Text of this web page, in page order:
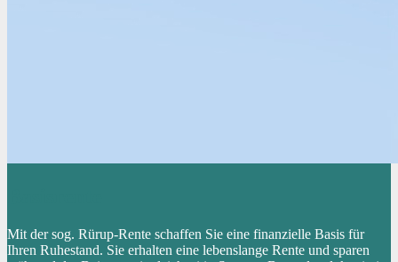
Mit der sog. Rürup-Rente schaffen Sie eine finanzielle Basis für
Ihren Ruhestand. Sie erhalten eine lebenslange Rente und sparen